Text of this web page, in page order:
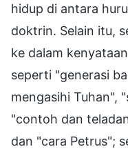
hidup di antara
doktrin. Selain itu,
ke dalam
seperti "generasi
mengasihi Tuhan",
"contoh dan
dan "cara Petrus";